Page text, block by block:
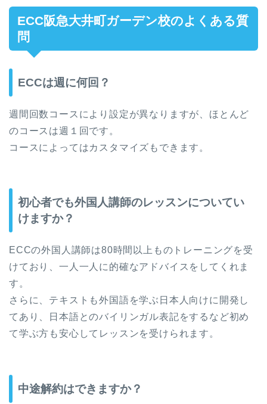
ECC阪急大井町ガーデン校のよくある質
問
ECCは週に何回？
週間回数コースにより設定が異なりますが、ほとんど
のコースは週１回です。
コースによってはカスタマイズもできます。
初心者でも外国人講師のレッスンについてい
けますか？
ECCの外国人講師は80時間以上ものトレーニングを受
けており、一人一人に的確なアドバイスをしてくれま
す。
さらに、テキストも外国語を学ぶ日本人向けに開発し
てあり、日本語とのバイリンガル表記をするなど初め
て学ぶ方も安心してレッスンを受けられます。
中途解約はできますか？